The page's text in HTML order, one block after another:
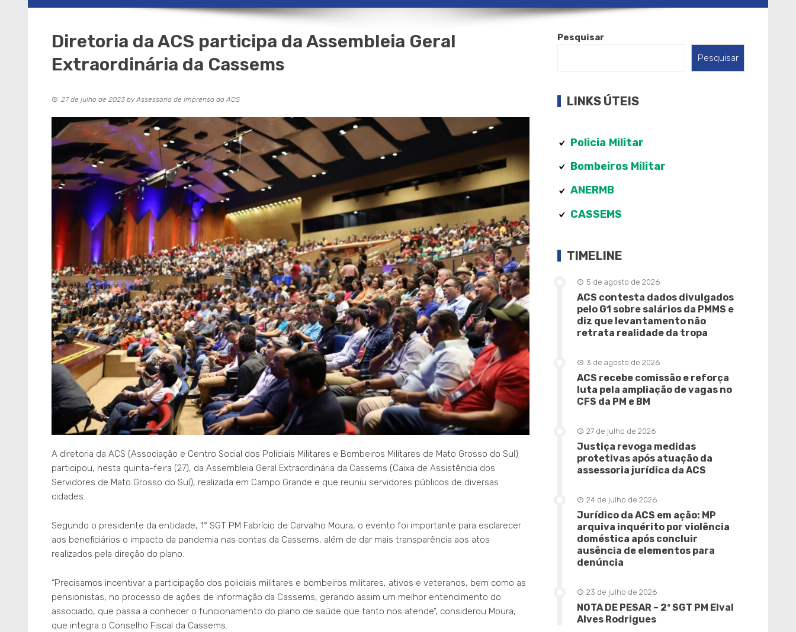
Diretoria da ACS participa da Assembleia Geral
Extraordinária da Cassems
27 de julho de 2023 byAssessoria de Imprensa da ACS
A diretoria da ACS (Associação e Centro Social dos Policiais Militares e Bombeiros Militares de Mato Grosso do Sul)
participou, nesta quinta-feira (27), da Assembleia Geral Extraordinária da Cassems (Caixa de Assistência dos
Servidores de Mato Grosso do Sul), realizada em Campo Grande e que reuniu servidores públicos de diversas
cidades.
Segundo o presidente da entidade, 1° SGT PM Fabrício de Carvalho Moura, o evento foi importante para esclarecer
aos beneficiários o impacto da pandemia nas contas da Cassems, além de dar mais transparência aos atos
realizados pela direção do plano.
“Precisamos incentivar a participação dos policiais militares e bombeiros militares, ativos e veteranos, bem como as
pensionistas, no processo de ações de informação da Cassems, gerando assim um melhor entendimento do
associado, que passa a conhecer o funcionamento do plano de saúde que tanto nos atende”, considerou Moura,
que integra o Conselho Fiscal da Cassems.
Pesquisar
Pesquisar
LINKS ÚTEIS
Policia Militar
Bombeiros Militar
ANERMB
CASSEMS
TIMELINE
5 de agosto de 2026
ACS contesta dados divulgados
pelo G1 sobre salários da PMMS e
diz que levantamento não
retrata realidade da tropa
3 de agosto de 2026
ACS recebe comissão e reforça
luta pela ampliação de vagas no
CFS da PM e BM
27 de julho de 2026
Justiça revoga medidas
protetivas após atuação da
assessoria jurídica da ACS
24 de julho de 2026
Jurídico da ACS em ação: MP
arquiva inquérito por violência
doméstica após concluir
ausência de elementos para
denúncia
23 de julho de 2026
NOTA DE PESAR – 2º SGT PM Elval
Alves Rodrigues